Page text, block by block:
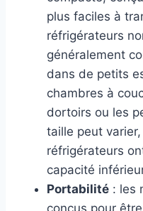
plus faciles à
réfrigérateurs
généralement
dans de petits
chambres à
dortoirs ou les
taille peut
réfrigérateurs
capacité
Portabilité : les
conçus pour